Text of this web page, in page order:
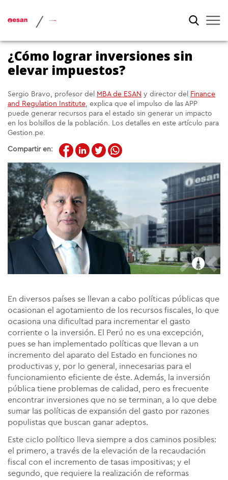
/
¿Cómo lograr inversiones sin
elevar impuestos?
Sergio Bravo, profesor del MBA de ESAN y director del
Finance
and Regulation Institute, explica que el impulso de las APP
puede generar recursos para el estado sin generar un impacto
en los bolsillos de la población. Los detalles en este artículo para
Gestion.pe.
Compartir en:
En diversos países se llevan a cabo políticas públicas que
ocasionan el agotamiento de los recursos fiscales, lo que
ocasiona una dificultad para incrementar el gasto
corriente o la inversión. El Perú no es una excepción,
pues se han implementado políticas que llevan a un
incremento del aparato del Estado en funciones no
productivas y, por lo general, innecesarias para el
funcionamiento eficiente de éste. Además, la inversión
pública tiene problemas de calidad, pero es frecuente
encontrar inversiones que no se terminan, a lo que debe
sumar las políticas de expansión del gasto por razones
populistas que buscan ganar adeptos.
Este ciclo político lleva siempre a dos caminos posibles:
el primero, a través de la elevación de la recaudación
fiscal con el incremento de tasas impositivas; y el
segundo, que requiere la realización de reformas